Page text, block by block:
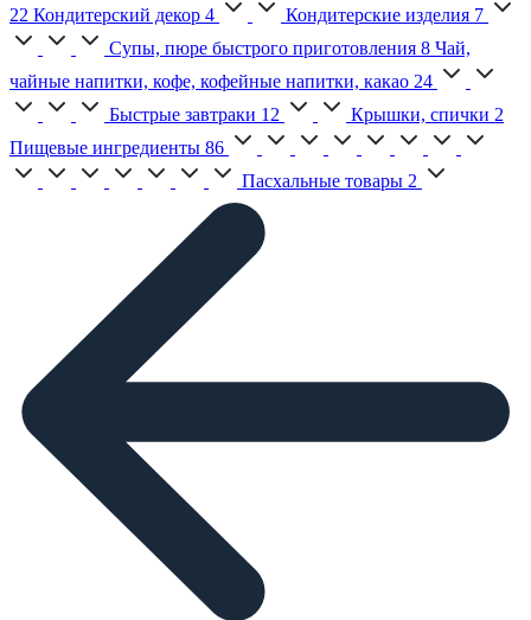
22 Кондитерский декор 4 Кондитерские изделия 7
Супы, пюре быстрого приготовления 8 Чай,
чайные напитки, кофе, кофейные напитки, какао 24
Быстрые завтраки 12 Крышки, спички 2
Пищевые ингредиенты 86
Пасхальные товары 2